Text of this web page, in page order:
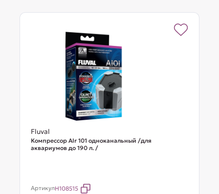
Fluval
Компрессор AIr 101 одноканальный /для
аквариумов до 190 л. /
АртикулH108515